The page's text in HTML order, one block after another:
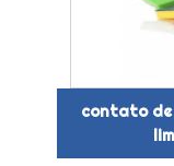
contato